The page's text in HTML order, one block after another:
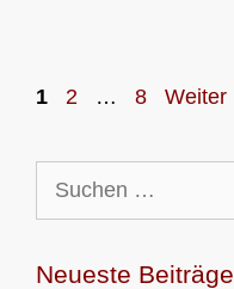
Seite
1 Seite
2 … Seite
8 Weiter
nach:
Neueste Beiträge